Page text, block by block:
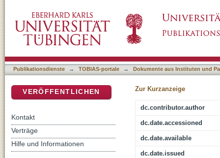
Poitiers aufgrund der handschriftlichen
einem Stemma
Publikationsdienste → TOBIAS-portale → Dokumente aus Instituten und
Zur Kurzanzeige
dc.contributor.author
dc.date.accessioned
dc.date.available
dc.date.issued
VERÖFFENTLICHEN
Kontakt
Verträge
Hilfe und Informationen